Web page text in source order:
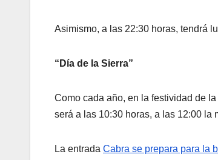
Asimismo, a las 22:30 horas, tendrá
“Día de la Sierra”
Como cada año, en la festividad de
será a las 10:30 horas, a las 12:00 la
La entrada Cabra se prepara para la